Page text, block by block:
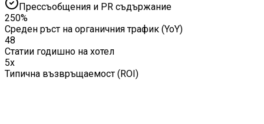
Прессъобщения и PR съдържание
250%
Среден ръст на органичния трафик (YoY)
48
Статии годишно на хотел
5x
Типична възвръщаемост (ROI)